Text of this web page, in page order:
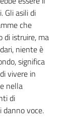
Gli asili di
che
di istruire, ma
niente è
significa
vivere in
nella
di
danno voce.